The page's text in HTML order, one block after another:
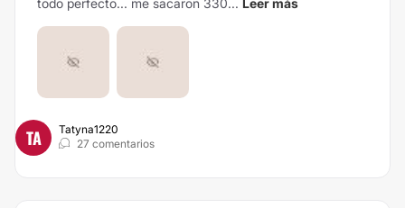
todo perfecto... me sacaron 330... Leer más
TA
Tatyna1220
27 comentarios